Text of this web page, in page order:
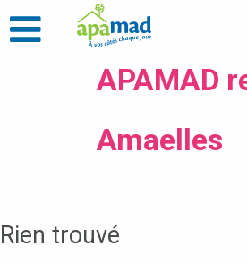
APAMAD
Amaelles
Rien trouvé